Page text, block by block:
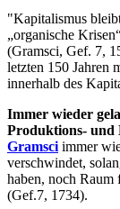
"Kapitalismus
„organische
(Gramsci, Gef. 7,
letzten 150 Jahren
innerhalb des
Immer wieder
Produktions- und
Gramsci immer
verschwindet,
haben, noch Raum
(Gef.7, 1734).